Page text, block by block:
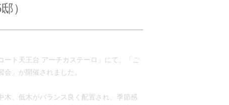
）
ート天王台 アーチカステーロ」にて、「ご
」が開催されました。
木、低木がバランス良く配置され、季節感